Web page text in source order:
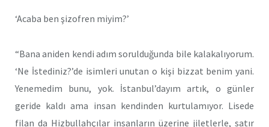
‘Acaba ben şizofren miyim?’
“Bana aniden kendi adım sorulduğunda bile kalakalıyorum.
‘Ne İstediniz?’de isimleri unutan o kişi bizzat benim yani.
Yenemedim bunu, yok. İstanbul’dayım artık, o günler
geride kaldı ama insan kendinden kurtulamıyor. Lisede
filan da Hizbullahçılar insanların üzerine jiletlerle, satır